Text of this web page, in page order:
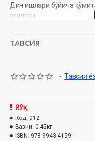
Дин ишлари бўйича
этилган
олишингиз мумкин:
ҚУРЪОН ВА СУННАТ
Ҳар нарса жуфт яратилган
2-боб. Суннати набавия
Бинога нафақа қилиш
ТАВСИЯ
- Тавсия
ЙЎҚ
Код: 012
Вазни: 0.45кг
ISBN: 978-9943-4159